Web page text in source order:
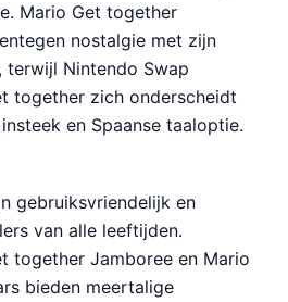
Mario Get together
nostalgie met zijn
terwijl Nintendo Swap
together zich onderscheidt
en Spaanse taaloptie.
gebruiksvriendelijk en
van alle leeftijden.
together Jamboree en Mario
bieden meertalige